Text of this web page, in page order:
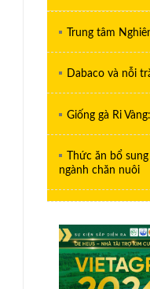
Trung tâm
Dabaco và nỗi
Giống gà Ri
Thức ăn bổ
ngành chăn nuôi